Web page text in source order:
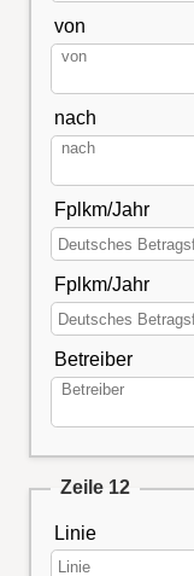
von
nach
Fplkm/Jahr
Fplkm/Jahr
Betreiber
Zeile 12
Linie